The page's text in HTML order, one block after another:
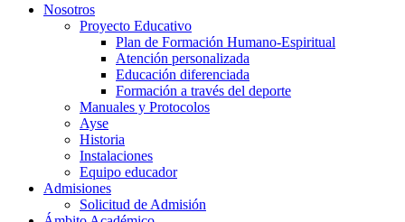
Nosotros
Proyecto Educativo
Plan de Formación Humano-Espiritual
Atención personalizada
Educación diferenciada
Formación a través del deporte
Manuales y Protocolos
Ayse
Historia
Instalaciones
Equipo educador
Admisiones
Solicitud de Admisión